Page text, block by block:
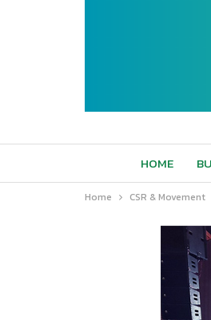
HOME
Home CSR & Movement